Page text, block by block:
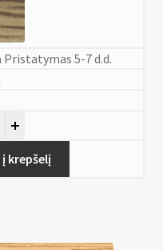
Pristatymas 5-7 d.d.
krepšelį